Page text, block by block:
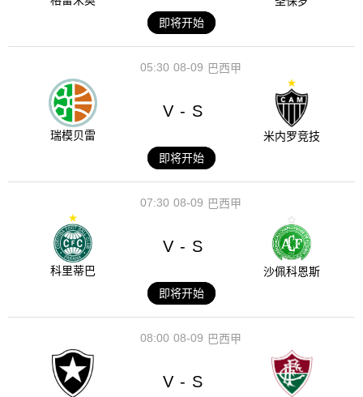
即将开始
08-09
05:30 巴西甲
瑞模贝雷
V - S
米内罗竞技
即将开始
08-09
07:30 巴西甲
科里蒂巴
V - S
沙佩科恩斯
即将开始
08-09
08:00 巴西甲
V - S